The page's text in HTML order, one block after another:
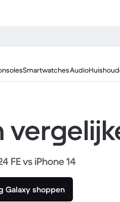
SmartwatchesAudio
FE vs iPhone 14
Galaxy shoppen